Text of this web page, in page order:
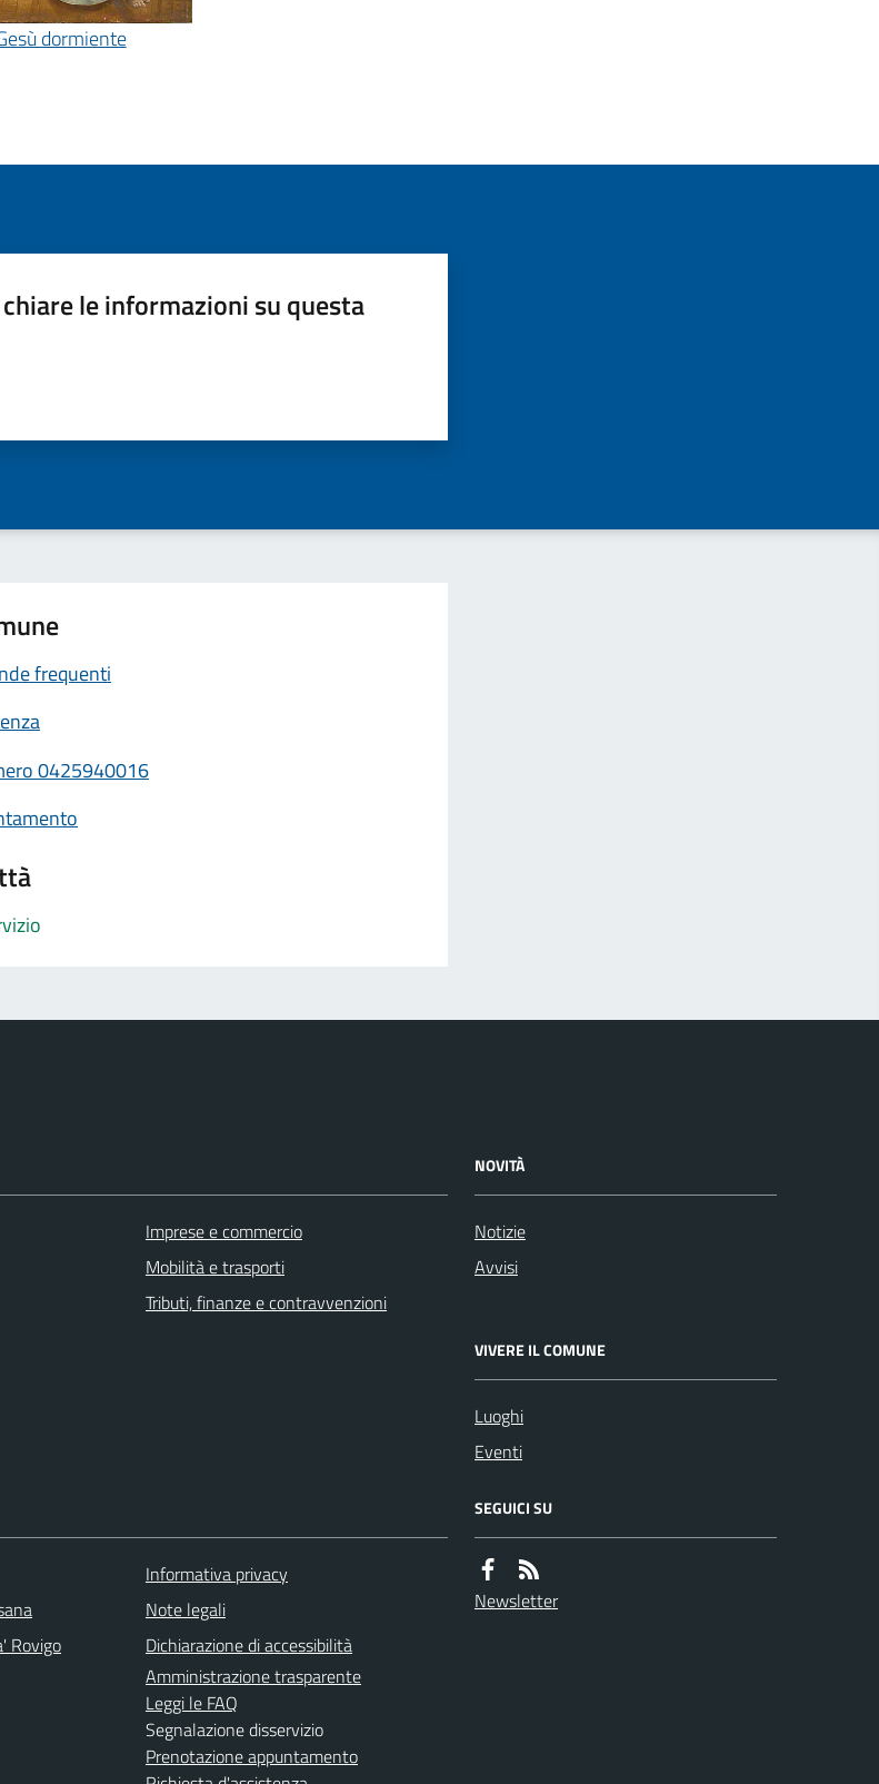
dormiente
le informazioni su questa
frequenti
0425940016
Imprese e commercio
Mobilità e trasporti
Tributi, finanze e contravvenzioni
NOVITÀ
Notizie
Avvisi
VIVERE IL COMUNE
Luoghi
Eventi
Rovigo
Informativa privacy
Note legali
Dichiarazione di accessibilità
Amministrazione trasparente
Leggi le FAQ
Segnalazione disservizio
Prenotazione appuntamento
SEGUICI SU
Newsletter